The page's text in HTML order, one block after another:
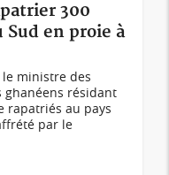
300
en proie à
le ministre des
ghanéens résidant
rapatriés au pays
par le